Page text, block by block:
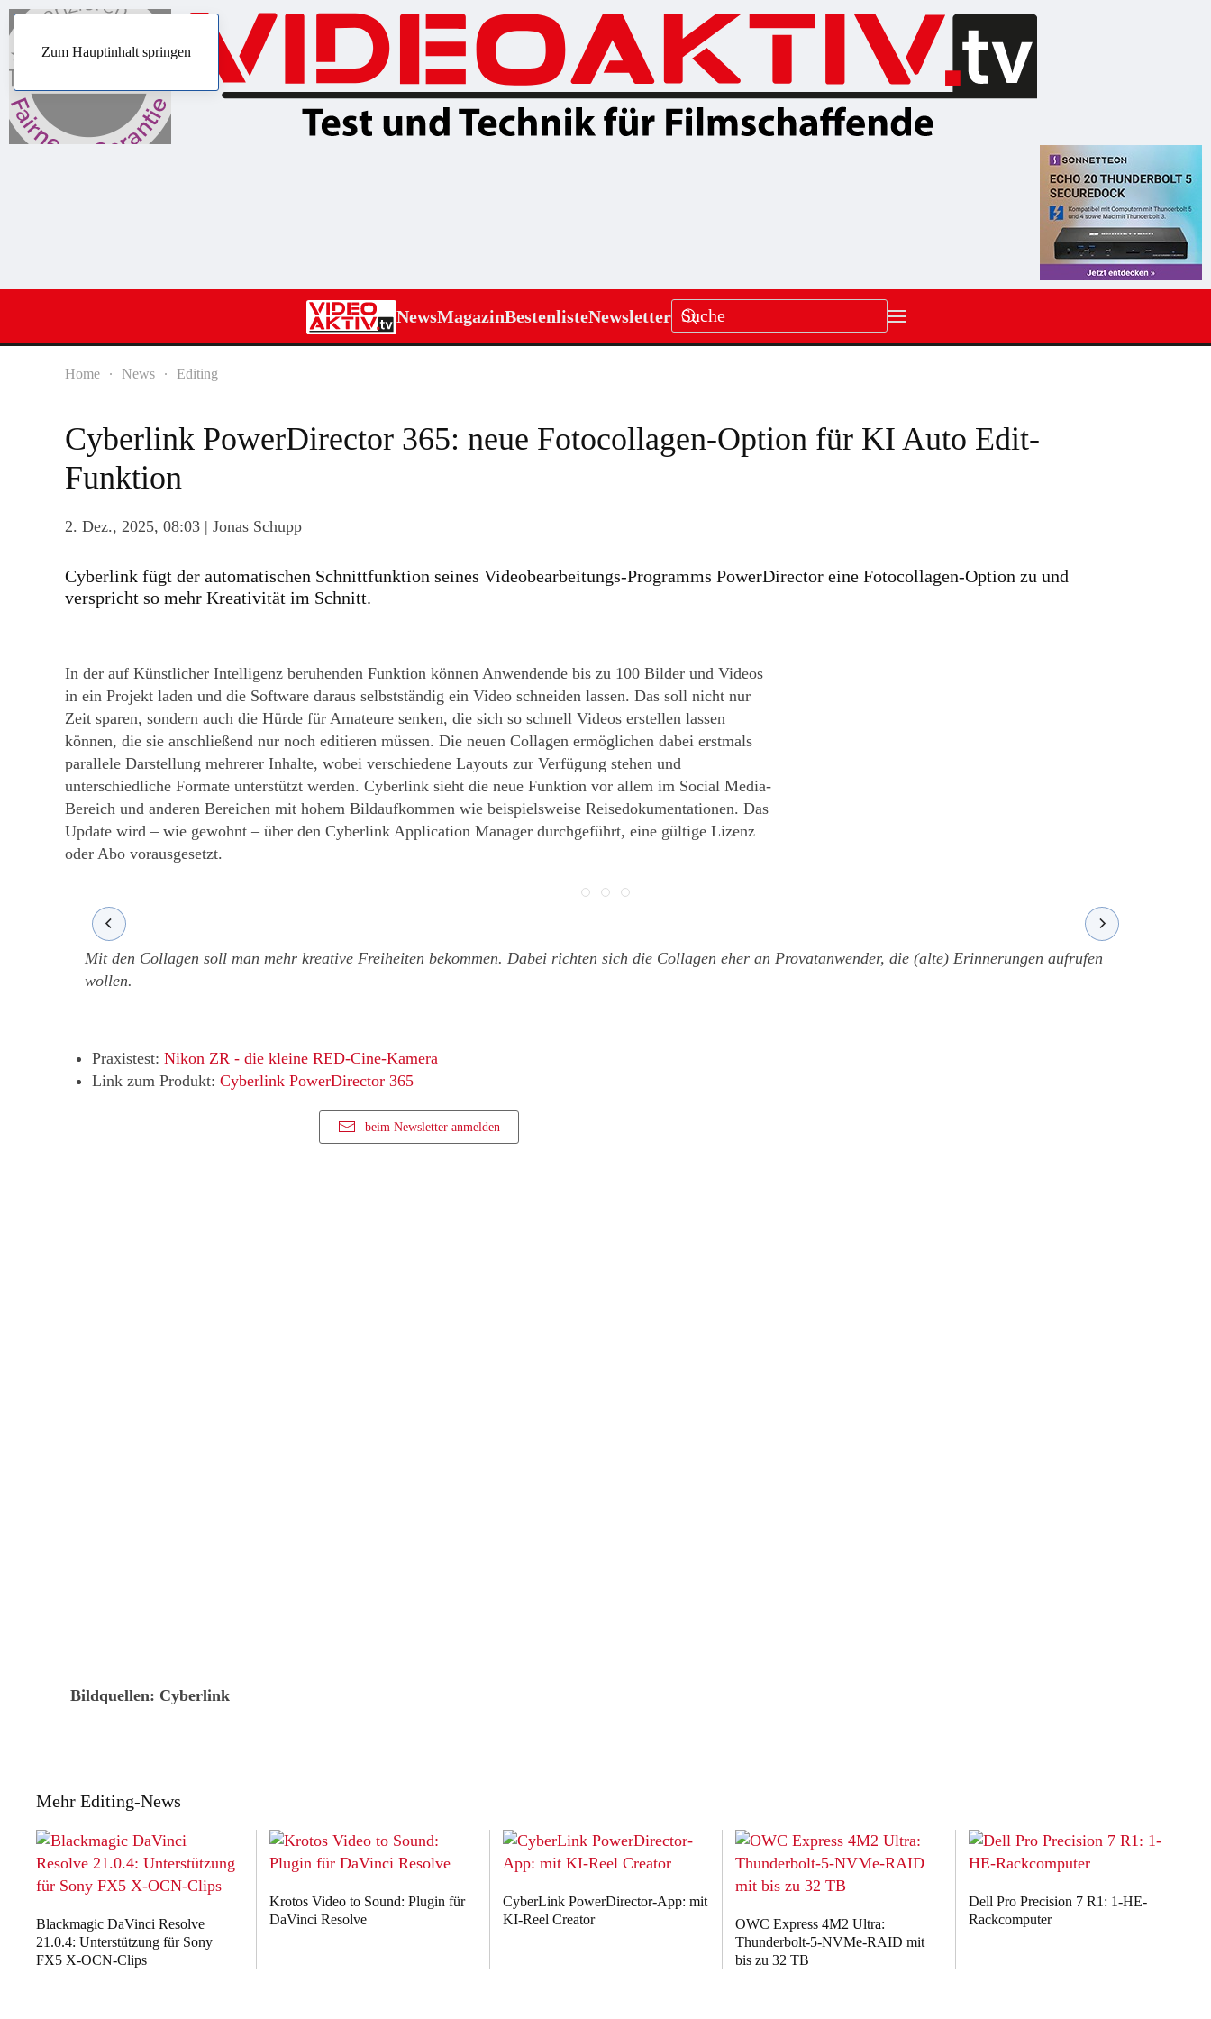
Zum Hauptinhalt springen
NewsMagazinBestenlisteNewsletter
Home News Editing
Cyberlink PowerDirector 365: neue Fotocollagen-Option für KI Auto Edit-
Funktion
2. Dez., 2025, 08:03 | Jonas Schupp
Cyberlink fügt der automatischen Schnittfunktion seines Videobearbeitungs-Programms PowerDirector eine Fotocollagen-Option zu und
verspricht so mehr Kreativität im Schnitt.
In der auf Künstlicher Intelligenz beruhenden Funktion können Anwendende bis zu 100 Bilder und Videos
in ein Projekt laden und die Software daraus selbstständig ein Video schneiden lassen. Das soll nicht nur
Zeit sparen, sondern auch die Hürde für Amateure senken, die sich so schnell Videos erstellen lassen
können, die sie anschließend nur noch editieren müssen. Die neuen Collagen ermöglichen dabei erstmals
parallele Darstellung mehrerer Inhalte, wobei verschiedene Layouts zur Verfügung stehen und
unterschiedliche Formate unterstützt werden. Cyberlink sieht die neue Funktion vor allem im Social Media-
Bereich und anderen Bereichen mit hohem Bildaufkommen wie beispielsweise Reisedokumentationen. Das
Update wird – wie gewohnt – über den Cyberlink Application Manager durchgeführt, eine gültige Lizenz
oder Abo vorausgesetzt.
Mit den Collagen soll man mehr kreative Freiheiten bekommen. Dabei richten sich die Collagen eher an Provatanwender, die (alte) Erinnerungen aufrufen
wollen.
Praxistest: Nikon ZR - die kleine RED-Cine-Kamera
Link zum Produkt: Cyberlink PowerDirector 365
beim Newsletter anmelden
Bildquellen: Cyberlink
Mehr Editing-News
Blackmagic DaVinci Resolve
21.0.4: Unterstützung für Sony
FX5 X-OCN-Clips
Krotos Video to Sound: Plugin für
DaVinci Resolve
CyberLink PowerDirector-App: mit
KI-Reel Creator
OWC Express 4M2 Ultra:
Thunderbolt-5-NVMe-RAID mit
bis zu 32 TB
Dell Pro Precision 7 R1: 1-HE-
Rackcomputer